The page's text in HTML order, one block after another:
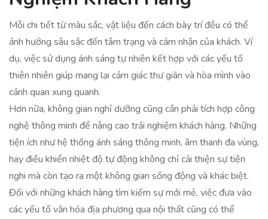
Mỗi chi tiết từ màu sắc, vật liệu đến cách bày trí đều có thể
ảnh hưởng sâu sắc đến tâm trạng và cảm nhận của khách. Ví
dụ, việc sử dụng ánh sáng tự nhiên kết hợp với các yếu tố
thiên nhiên giúp mang lại cảm giác thư giãn và hòa mình vào
cảnh quan xung quanh.
Hơn nữa, không gian nghỉ dưỡng cũng cần phải tích hợp công
nghệ thông minh để nâng cao trải nghiệm khách hàng. Những
tiện ích như hệ thống ánh sáng thông minh, âm thanh đa vùng,
hay điều khiển nhiệt độ tự động không chỉ cải thiện sự tiện
nghi mà còn tạo ra một không gian sống động và khác biệt.
Đối với những khách hàng tìm kiếm sự mới mẻ, việc đưa vào
các yếu tố văn hóa địa phương qua nội thất cũng có thể